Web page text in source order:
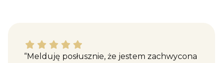
Katarzyna M. dał ocenę: 5
“Melduję posłusznie, że jestem zachwycona